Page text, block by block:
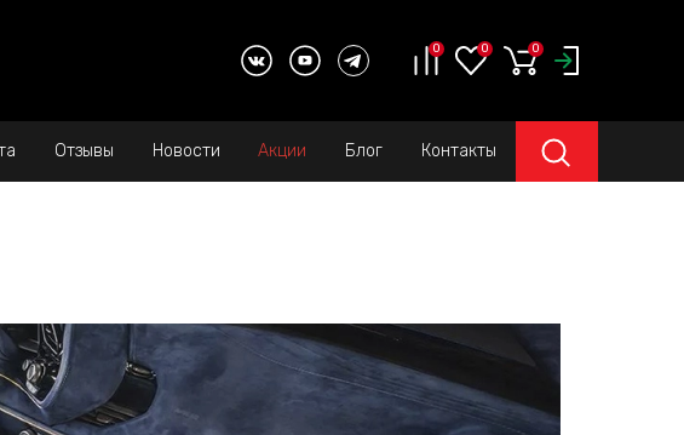
0 0 0
Отзывы Новости Акции Блог Контакты